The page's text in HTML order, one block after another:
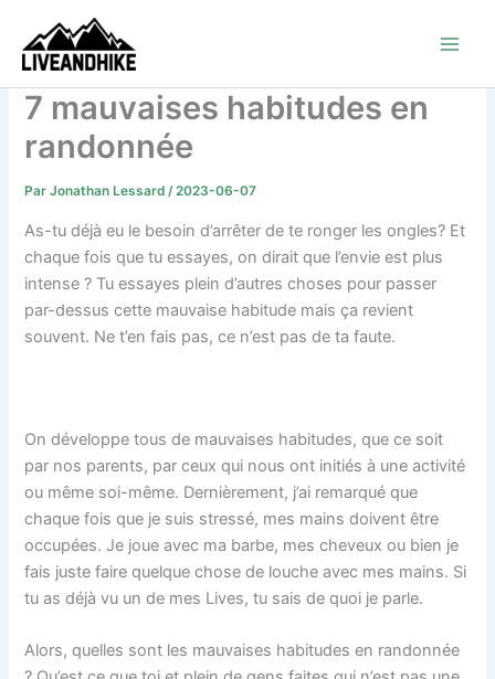
contenu
7 mauvaises habitudes en
randonnée
ParJonathan Lessard/2023-06-07
As-tu déjà eu le besoin d’arrêter de te ronger les ongles? Et
chaque fois que tu essayes, on dirait que l’envie est plus
intense ? Tu essayes plein d’autres choses pour passer
par-dessus cette mauvaise habitude mais ça revient
souvent. Ne t’en fais pas, ce n’est pas de ta faute.
On développe tous de mauvaises habitudes, que ce soit
par nos parents, par ceux qui nous ont initiés à une activité
ou même soi-même. Dernièrement, j’ai remarqué que
chaque fois que je suis stressé, mes mains doivent être
occupées. Je joue avec ma barbe, mes cheveux ou bien je
fais juste faire quelque chose de louche avec mes mains. Si
tu as déjà vu un de mes Lives, tu sais de quoi je parle.
Alors, quelles sont les mauvaises habitudes en randonnée